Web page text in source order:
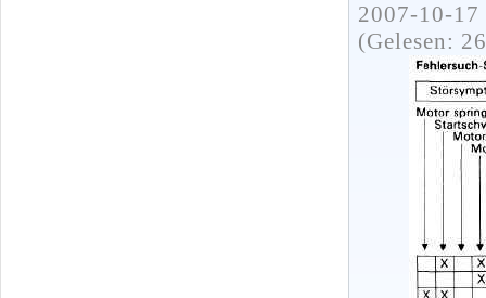
2007-10-
(Gelesen: